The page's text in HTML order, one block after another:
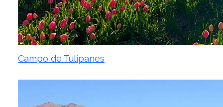
Campo de Tulipanes